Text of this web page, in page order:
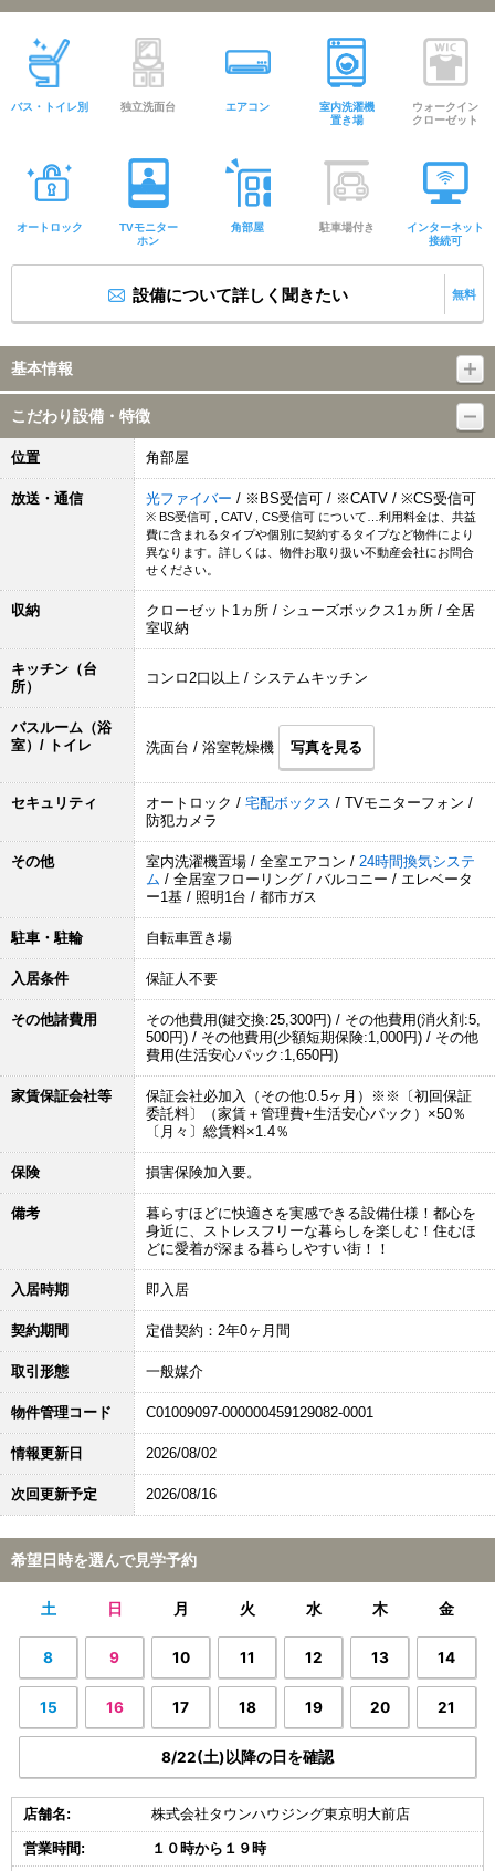
バス・トイレ別 独立洗面台 エアコン
室内洗濯機
置き場
ウォークイン
クローゼット
オートロック
TVモニター
ホン
角部屋 駐車場付き
インターネット
接続可
設備について詳しく聞きたい 無料
基本情報
こだわり設備・特徴
位置 角部屋
放送・通信 光ファイバー / ※BS受信可 / ※CATV / ※CS受信可
※ BS受信可 , CATV , CS受信可 について…利用料金は、共益
費に含まれるタイプや個別に契約するタイプなど物件により
異なります。詳しくは、物件お取り扱い不動産会社にお問合
せください。
収納
クローゼット1ヵ所 / シューズボックス1ヵ所 / 全居
室収納
キッチン（台
所）
コンロ2口以上 / システムキッチン
バスルーム（浴
室）/ トイレ
洗面台 / 浴室乾燥機 写真を見る
セキュリティ オートロック / 宅配ボックス / TVモニターフォン /
防犯カメラ
その他 室内洗濯機置場 / 全室エアコン / 24時間換気システ
ム / 全居室フローリング / バルコニー / エレベータ
ー1基 / 照明1台 / 都市ガス
駐車・駐輪 自転車置き場
入居条件 保証人不要
その他諸費用
その他費用(鍵交換:25,300円) / その他費用(消火剤:5,
500円) / その他費用(少額短期保険:1,000円) / その他
費用(生活安心パック:1,650円)
家賃保証会社等
保証会社必加入（その他:0.5ヶ月）※※〔初回保証
委託料〕（家賃＋管理費+生活安心パック）×50％
〔月々〕総賃料×1.4％
保険 損害保険加入要。
備考
暮らすほどに快適さを実感できる設備仕様！都心を
身近に、ストレスフリーな暮らしを楽しむ！住むほ
どに愛着が深まる暮らしやすい街！！
入居時期 即入居
契約期間 定借契約：2年0ヶ月間
取引形態 一般媒介
物件管理コード C01009097-000000459129082-0001
情報更新日 2026/08/02
次回更新予定 2026/08/16
希望日時を選んで見学予約
土 日 月 火 水 木 金
8 9 10 11 12 13 14
15 16 17 18 19 20 21
8/22(土)以降の日を確認
店舗名: 株式会社タウンハウジング東京明大前店
営業時間: １０時から１９時